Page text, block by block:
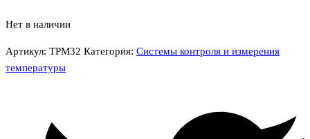
Нет в наличии
Артикул: ТРМ32 Категория: Системы контроля и измерения
температуры